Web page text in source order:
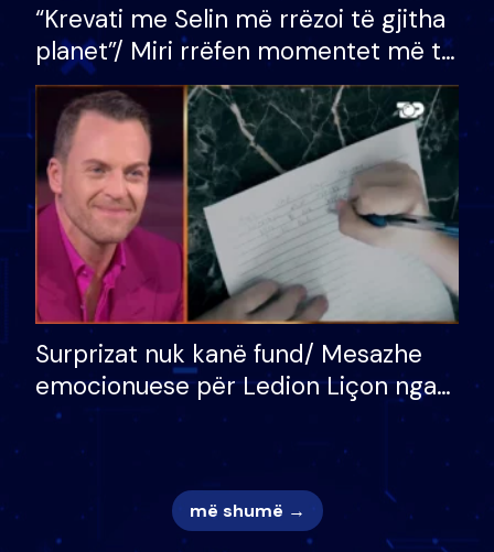
“Krevati me Selin më rrëzoi të gjitha
planet”/ Miri rrëfen momentet më të
bukura në shtëpinë e BB VIP: Do më
mungojë zilja e mëngjesit kur…
Surprizat nuk kanë fund/ Mesazhe
emocionuese për Ledion Liçon nga
nëna dhe fëmijët e tij, moderatori
nuk i mban dot lotët: Nuk meritoj…
më shumë →